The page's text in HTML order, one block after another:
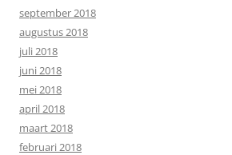
september 2018
augustus 2018
juli 2018
juni 2018
mei 2018
april 2018
maart 2018
februari 2018